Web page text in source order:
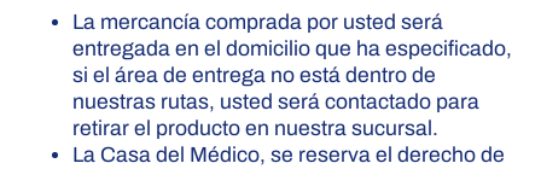
La mercancía comprada por usted será
entregada en el domicilio que ha especificado,
si el área de entrega no está dentro de
nuestras rutas, usted será contactado para
retirar el producto en nuestra sucursal.
La Casa del Médico, se reserva el derecho de